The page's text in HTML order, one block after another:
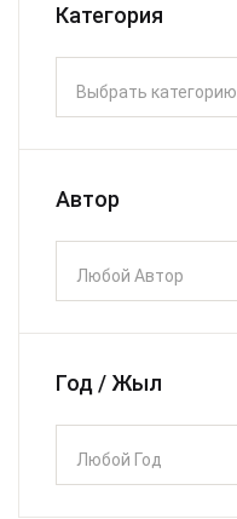
Категория
Выбрать категорию
Автор
Любой Автор
Год / Жыл
Любой Год